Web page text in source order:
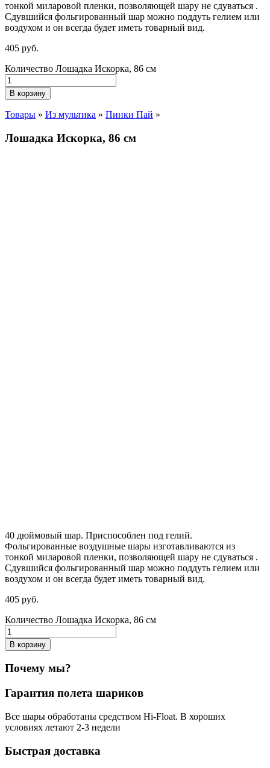
тонкой миларовой пленки, позволяющей шару не сдуваться .
Сдувшийся фольгированный шар можно поддуть гелием или
воздухом и он всегда будет иметь товарный вид.
405 руб.
Количество Лошадка Искорка, 86 см
В корзину
Товары » Из мультика » Пинки Пай »
Лошадка Искорка, 86 см
40 дюймовый шар. Приспособлен под гелий.
Фольгированные воздушные шары изготавливаются из
тонкой миларовой пленки, позволяющей шару не сдуваться .
Сдувшийся фольгированный шар можно поддуть гелием или
воздухом и он всегда будет иметь товарный вид.
405 руб.
Количество Лошадка Искорка, 86 см
В корзину
Почему мы?
Гарантия полета шариков
Все шары обработаны средством Hi-Float. В хороших
условиях летают 2-3 недели
Быстрая доставка